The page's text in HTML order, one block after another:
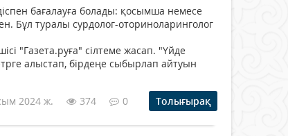
бағалауға болады: қосымша немесе
Бұл туралы сурдолог-оториноларинголог
"Газета.руға" сілтеме жасап. "Үйде
алыстап, бірдеңе сыбырлап айтуын
2024 ж. 374 0 Толығырақ